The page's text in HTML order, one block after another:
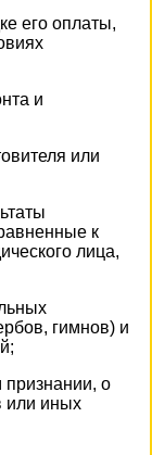
его оплаты,
и
или
к
лица,
гимнов) и
о
или иных